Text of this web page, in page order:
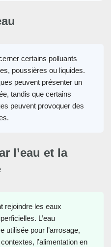
certains polluants
poussières ou liquides.
peuvent présenter un
tandis que certains
peuvent provoquer des
l’eau et la
rejoindre les eaux
L’eau
utilisée pour l’arrosage,
l’alimentation en